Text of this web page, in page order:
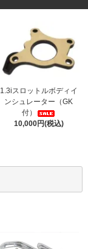
1.3iスロットルボディイ
ンシュレーター（GK
付）
10,000円(税込)